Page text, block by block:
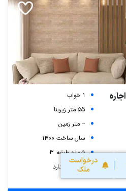
درخواست
ملک
1 خواب
55 متر زیربنا
-- متر زمین
سال ساخت 1400
شماره طبقه: 3
آسانسور: دارد